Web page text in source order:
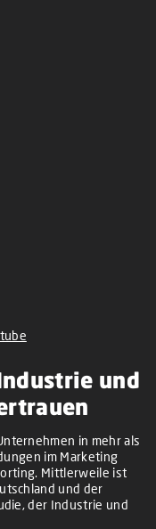
und
in mehr als
im Marketing
Mittlerweile ist
und der
der Industrie und